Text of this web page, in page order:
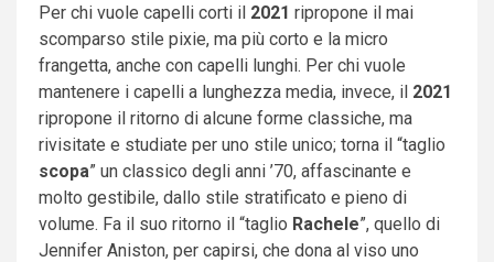
Per chi vuole capelli corti il 2021 ripropone il mai
scomparso stile pixie, ma più corto e la micro
frangetta, anche con capelli lunghi. Per chi vuole
mantenere i capelli a lunghezza media, invece, il 2021
ripropone il ritorno di alcune forme classiche, ma
rivisitate e studiate per uno stile unico; torna il “taglio
scopa” un classico degli anni ’70, affascinante e
molto gestibile, dallo stile stratificato e pieno di
volume. Fa il suo ritorno il “taglio Rachele”, quello di
Jennifer Aniston, per capirsi, che dona al viso uno